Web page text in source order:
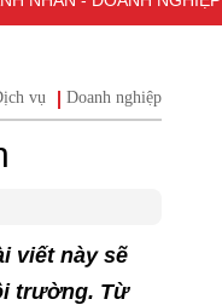
THỨ XIV CỦA ĐẢNG
vụ Doanh nghiệp
viết này sẽ
trường. Từ